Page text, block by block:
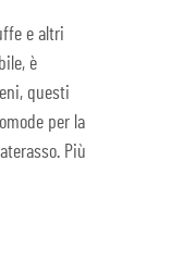
e altri
è
questi
per la
Più